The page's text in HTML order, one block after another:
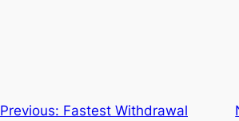
Previous: Fastest Withdrawal